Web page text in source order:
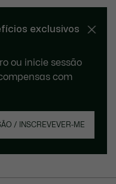
exclusivos
ou inicie sessão
com
/ INSCREVEVER-ME